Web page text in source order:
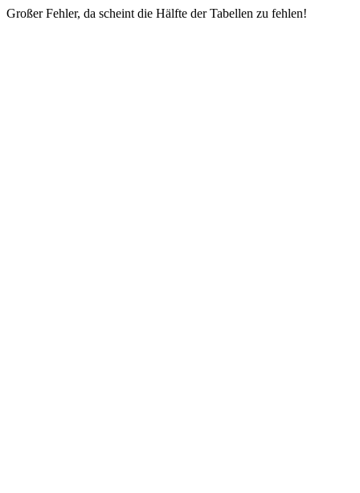
Großer Fehler, da scheint die Hälfte der Tabellen zu fehlen!